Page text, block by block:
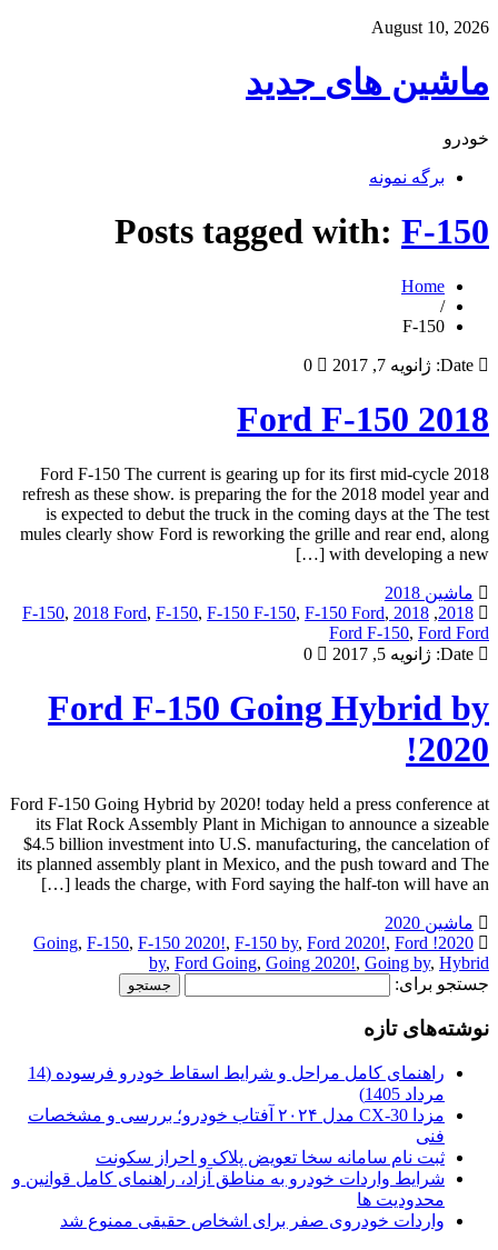
August 10, 2026
ماشین های جدید
خودرو
برگه نمونه
Posts tagged with: F-150
Home
/
F-150
Date: ژانویه 7, 2017 0
2018 Ford F-150
2018 Ford F-150 The current is gearing up for its first mid-cycle
refresh as these show. is preparing the for the 2018 model year and
is expected to debut the truck in the coming days at the The test
mules clearly show Ford is reworking the grille and rear end, along
with developing a new […]
ماشین 2018
2018
,
2018 F-150
, 2018 Ford, F-150, F-150 F-150, F-150 Ford,
Ford F-150, Ford Ford
Date: ژانویه 5, 2017 0
Ford F-150 Going Hybrid by
2020!
Ford F-150 Going Hybrid by 2020! today held a press conference at
its Flat Rock Assembly Plant in Michigan to announce a sizeable
$4.5 billion investment into U.S. manufacturing, the cancelation of
its planned assembly plant in Mexico, and the push toward and The
leads the charge, with Ford saying the half-ton will have an […]
ماشین 2020
2020! Going
, F-150, F-150 2020!, F-150 by, Ford 2020!, Ford
by, Ford Going, Going 2020!, Going by, Hybrid
جستجو برای:
نوشته‌های تازه
راهنمای کامل مراحل و شرایط اسقاط خودرو فرسوده (14
مرداد 1405)
مزدا CX-30 مدل ۲۰۲۴ آفتاب خودرو؛ بررسی و مشخصات
فنی
ثبت نام سامانه سخا تعویض پلاک و احراز سکونت
شرایط واردات خودرو به مناطق آزاد، راهنمای کامل قوانین و
محدودیت ها
واردات خودروی صفر برای اشخاص حقیقی ممنوع شد